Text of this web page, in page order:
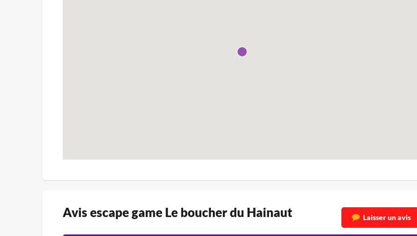
Avis escape game Le boucher du Hainaut Laisser un avis